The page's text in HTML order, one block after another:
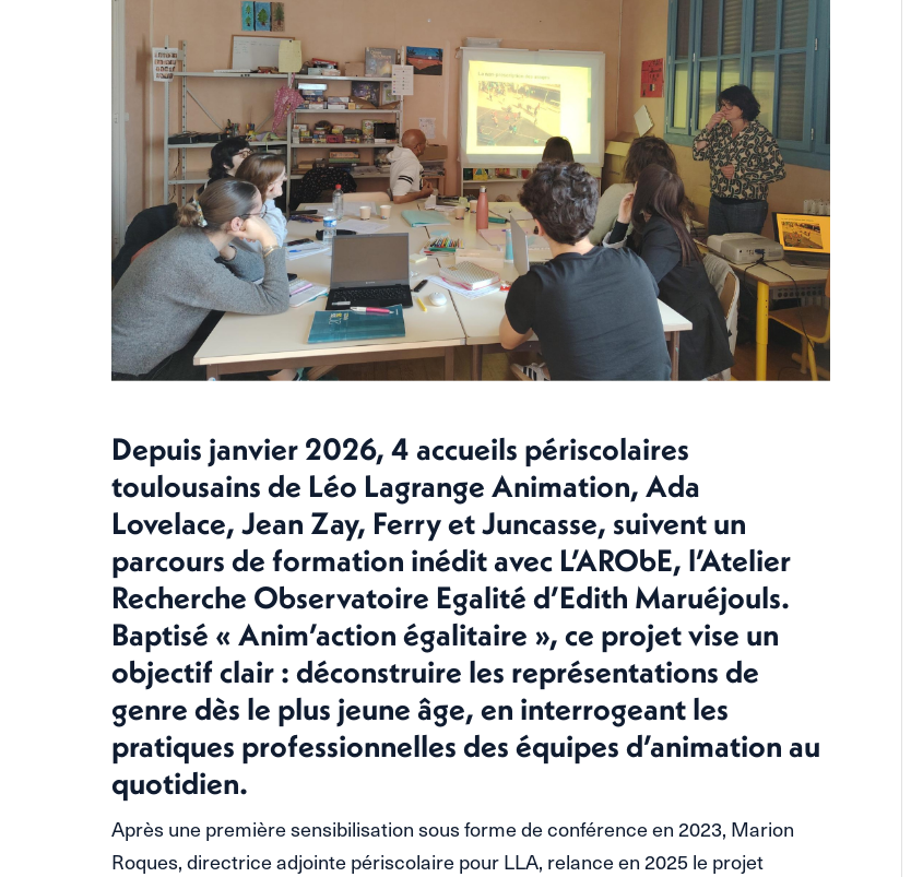
Depuis janvier 2026, 4 accueils périscolaires
toulousains de Léo Lagrange Animation, Ada
Lovelace, Jean Zay, Ferry et Juncasse, suivent un
parcours de formation inédit avec L’ARObE, l’Atelier
Recherche Observatoire Egalité d’Edith Maruéjouls.
Baptisé « Anim’action égalitaire », ce projet vise un
objectif clair : déconstruire les représentations de
genre dès le plus jeune âge, en interrogeant les
pratiques professionnelles des équipes d’animation au
quotidien.
Après une première sensibilisation sous forme de conférence en 2023, Marion
Roques, directrice adjointe périscolaire pour LLA, relance en 2025 le projet